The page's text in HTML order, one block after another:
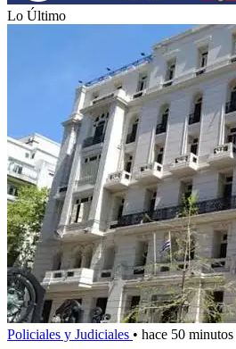
Lo Último
Policiales y Judiciales • hace 50 minutos